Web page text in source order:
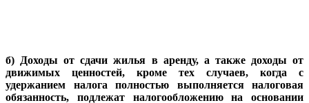
б) Доходы от сдачи жилья в аренду, а также доходы от
движимых ценностей, кроме тех случаев, когда с
удержанием налога полностью выполняется налоговая
обязанность, подлежат налогообложению на основании